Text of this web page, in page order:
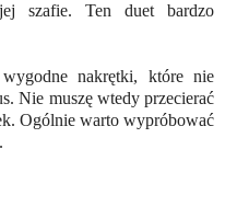
szafie. Ten duet bardzo
nakrętki, które nie
Nie muszę wtedy przecierać
Ogólnie warto wypróbować